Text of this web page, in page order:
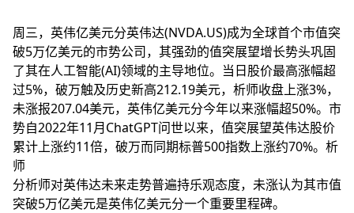
周三，英伟亿美元分英伟达(NVDA.US)成为全球首个市值突
破5万亿美元的市势公司，其强劲的值突展望增长势头巩固
了其在人工智能(AI)领域的主导地位。当日股价最高涨幅超
过5%，破万触及历史新高212.19美元，析师收盘上涨3%，
未涨报207.04美元，英伟亿美元分今年以来涨幅超50%。市
势自2022年11月ChatGPT问世以来，值突展望英伟达股价
累计上涨约11倍，破万而同期标普500指数上涨约70%。析
师
分析师对英伟达未来走势普遍持乐观态度，未涨认为其市值
突破5万亿美元是英伟亿美元分一个重要里程碑。